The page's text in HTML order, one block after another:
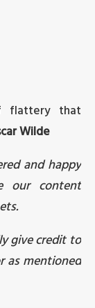
flattery that
Wilde
and happy
our content
give credit to
as mentioned